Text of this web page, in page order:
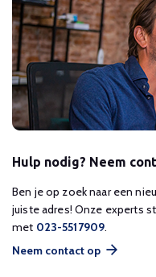
Hulp nodig? Neem
Ben je op zoek naar een
juiste adres! Onze experts
met 023-5517909.
Neem contact op